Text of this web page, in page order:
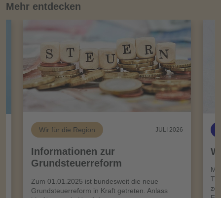
Mehr entdecken
Wir für die Region JULI 2026
Informationen zur
Grundsteuerreform
Zum 01.01.2025 ist bundesweit die neue
Grundsteuerreform in Kraft getreten. Anlass